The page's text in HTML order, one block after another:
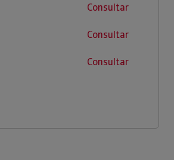
Consultar
Consultar
Consultar